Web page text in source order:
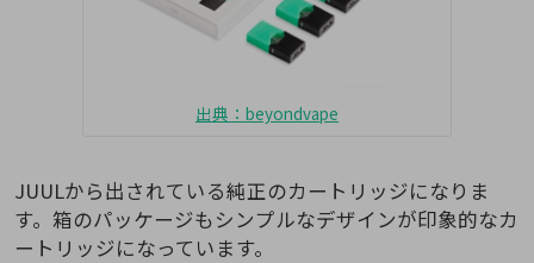
出典：beyondvape
JUULから出されている純正のカートリッジになりま
す。箱のパッケージもシンプルなデザインが印象的なカ
ートリッジになっています。